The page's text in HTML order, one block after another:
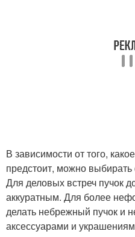
В зависимости от того,
предстоит, можно
Для деловых встреч пучок
аккуратным. Для более
делать небрежный пучок и
аксессуарами и